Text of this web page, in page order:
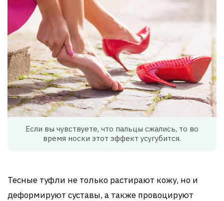
Если вы чувствуете, что пальцы сжались, то во
время носки этот эффект усугубится.
Тесные туфли не только растирают кожу, но и
деформируют суставы, а также провоцируют